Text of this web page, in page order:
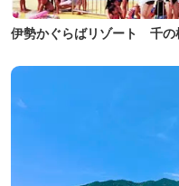
伊勢かぐらばリゾート 千の